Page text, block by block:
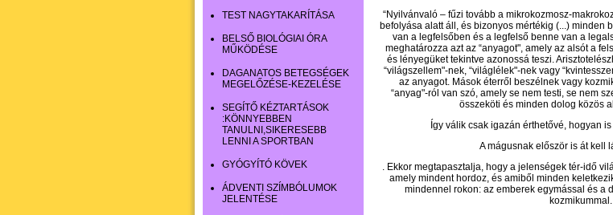
TEST NAGYTAKARÍTÁSA
BELSŐ BIOLÓGIAI ÓRA
MŰKÖDÉSE
DAGANATOS BETEGSÉGEK
MEGELŐZÉSE-KEZELÉSE
SEGÍTŐ KÉZTARTÁSOK
:KÖNNYEBBEN
TANULNI,SIKERESEBB
LENNI A SPORTBAN
GYÓGYÍTÓ KÖVEK
ÁDVENTI SZÍMBÓLUMOK
JELENTÉSE
“Nyilvánvaló – fűzi tovább a mikrokozmosz-
befolyása alatt áll, és bizonyos mértékig (...) minden
van a legfelsőben és a legfelső benne van a
meghatározza azt az “anyagot", amely az alsót a
és lényegüket tekintve azonossá teszi.
“világszellem"-nek, “világlélek"-nek vagy
az anyagot. Mások éterről beszélnek vagy
“anyag"-ról van szó, amely se nem testi, se nem
összeköti és minden dolog közös
Így válik csak igazán érthetővé, hogyan
A mágusnak először is át kell
. Ekkor megtapasztalja, hogy a jelenségek tér-idő
amely mindent hordoz, és amiből minden
mindennel rokon: az emberek egymással és a
kozmikummal.